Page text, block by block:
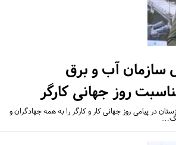
سازمان آب و برق
روز جهانی کارگر
در پیامی روز جهانی کار و کارگر را به همه جهادگران و